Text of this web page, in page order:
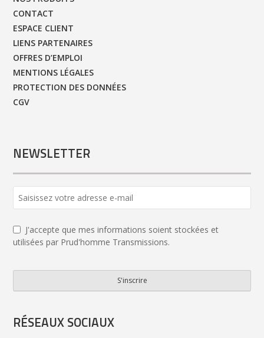
CONTACT
ESPACE CLIENT
LIENS PARTENAIRES
OFFRES D’EMPLOI
MENTIONS LÉGALES
PROTECTION DES DONNÉES
CGV
NEWSLETTER
J'accepte que mes informations soient stockées et
utilisées par Prud'homme Transmissions.
S'inscrire
RÉSEAUX SOCIAUX